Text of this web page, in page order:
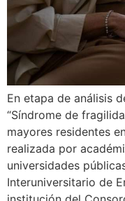
En etapa de análisis
“Síndrome de
mayores residentes
realizada por
universidades
Interuniversitario de